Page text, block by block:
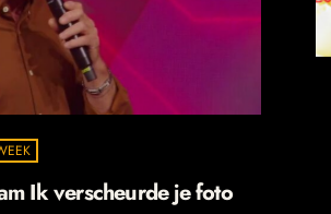
Pierre van Dam Ik verscheurde je foto